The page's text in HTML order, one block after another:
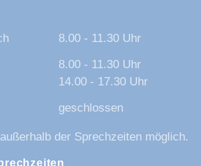
8.00 - 11.30 Uhr
8.00 - 11.30 Uhr
14.00 - 17.30 Uhr
geschlossen
der Sprechzeiten möglich.